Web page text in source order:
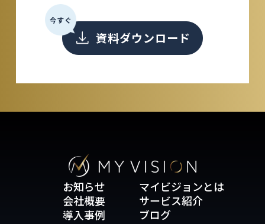
今すぐ
資料ダウンロード
お知らせ
マイビジョンとは
会社概要
サービス紹介
導入事例
ブログ